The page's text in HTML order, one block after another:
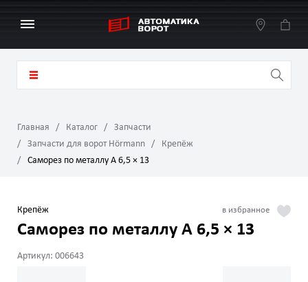
Главная Каталог
Запчасти
Запчасти для ворот Hörmann
Крепёж
Саморез по металлу A 6,5 × 13
Крепёж
Саморез по металлу A 6,5 × 13
Артикул: 006643